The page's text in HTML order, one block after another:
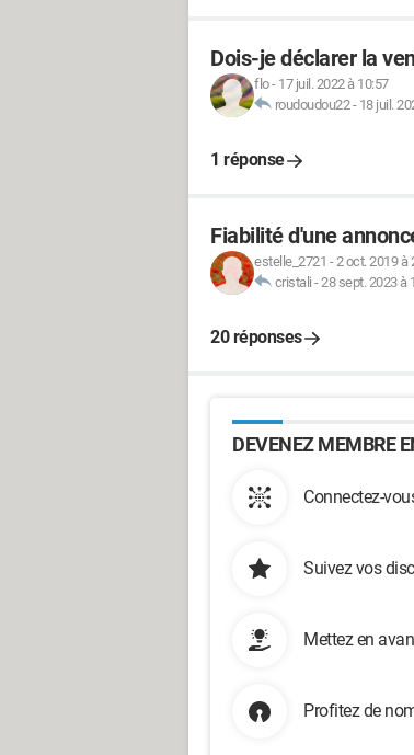
Dois-je déclarer la
flo- 17 juil. 2022 à 10:57
roudoudou22- 18 juil.
1 réponse
Fiabilité d'une
estelle_2721 -2 oct. 2019 à
cristali -28 sept. 2023 à
20 réponses
DEVENEZ MEMBRE
Connectez-
Suivez vos
Mettez en
Profitez de